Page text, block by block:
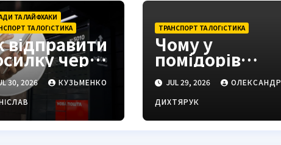
ТА ЛАЙФХАКИ
ТА ЛОГІСТИКА
відправити
через
30, 2026
КУЗЬМЕНКО
ТРАНСПОРТ ТА ЛОГІСТИКА
Чому у
помідорів
тверда шкірка
і як це
виправити
JUL 29, 2026
ОЛЕКСАНДР
ДИХТЯРУК